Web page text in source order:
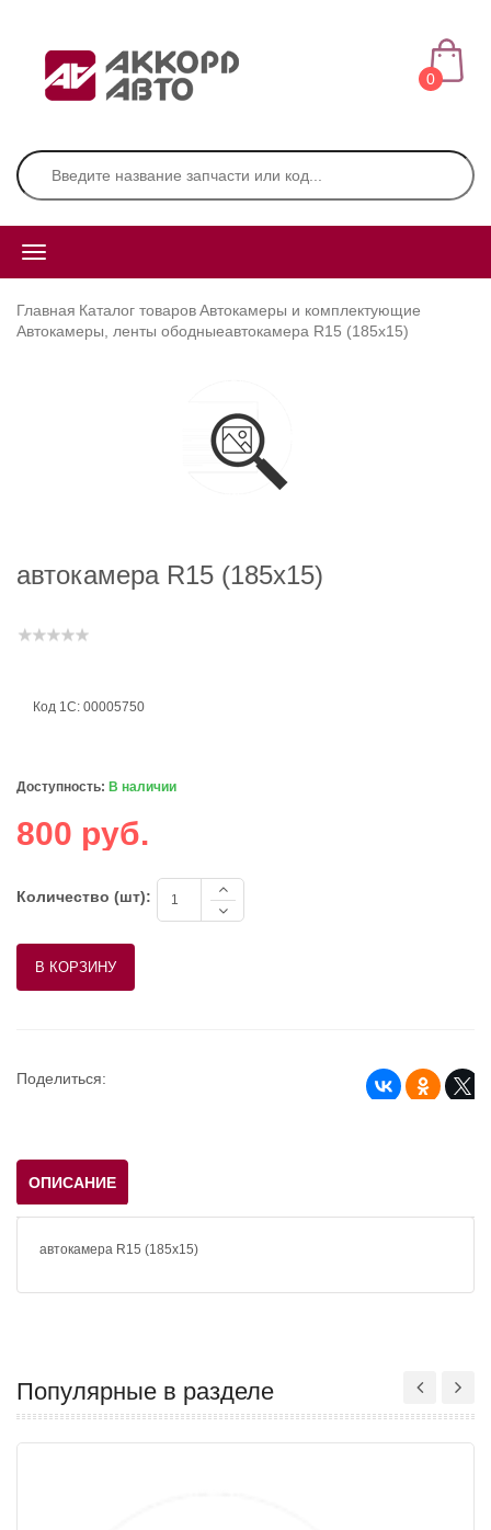
0
Главная Каталог товаровАвтокамеры и комплектующие
Автокамеры, ленты ободныеавтокамера R15 (185х15)
автокамера R15 (185х15)
Код 1С: 00005750
Доступность: В наличии
800 руб.
Количество (шт):
Поделиться:
ОПИСАНИЕ
автокамера R15 (185х15)
Популярные в разделе